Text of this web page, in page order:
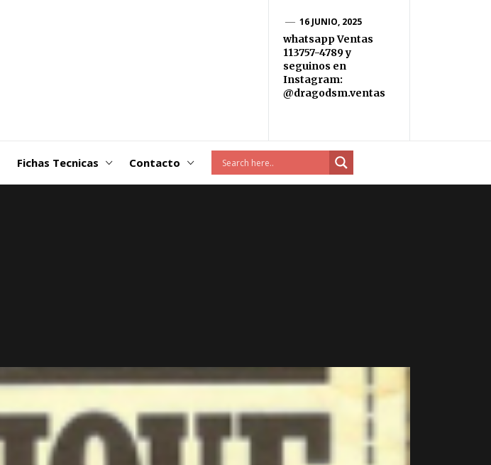
16 JUNIO, 2025
whatsapp Ventas
113757-4789 y
seguinos en
Instagram:
@dragodsm.ventas
Fichas Tecnicas Contacto